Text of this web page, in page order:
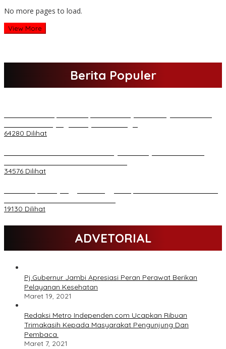
No more pages to load.
View More
Berita Populer
64280 Dilihat
34576 Dilihat
19130 Dilihat
ADVETORIAL
Pj.Gubernur Jambi Apresiasi Peran Perawat Berikan
Pelayanan Kesehatan
Maret 19, 2021
Redaksi Metro Independen.com Ucapkan Ribuan
Trimakasih Kepada Masyarakat Pengunjung Dan
Pembaca.
Maret 7, 2021